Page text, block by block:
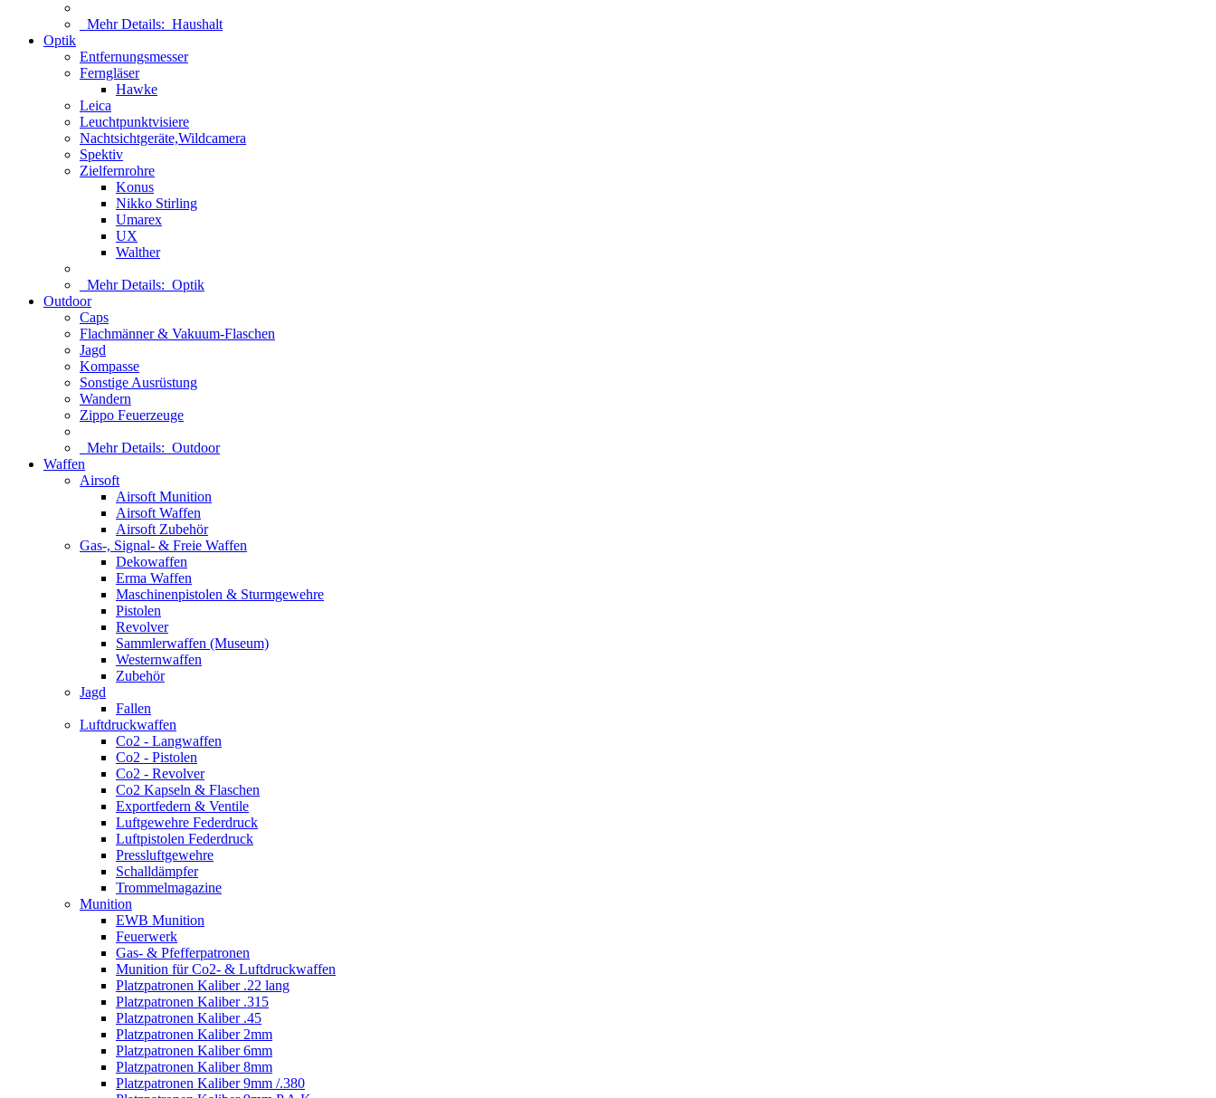
Mehr Details: Haushalt
Optik
Entfernungsmesser
Ferngläser
Hawke
Leica
Leuchtpunktvisiere
Nachtsichtgeräte,Wildcamera
Spektiv
Zielfernrohre
Konus
Nikko Stirling
Umarex
UX
Walther
Mehr Details: Optik
Outdoor
Caps
Flachmänner & Vakuum-Flaschen
Jagd
Kompasse
Sonstige Ausrüstung
Wandern
Zippo Feuerzeuge
Mehr Details: Outdoor
Waffen
Airsoft
Airsoft Munition
Airsoft Waffen
Airsoft Zubehör
Gas-, Signal- & Freie Waffen
Dekowaffen
Erma Waffen
Maschinenpistolen & Sturmgewehre
Pistolen
Revolver
Sammlerwaffen (Museum)
Westernwaffen
Zubehör
Jagd
Fallen
Luftdruckwaffen
Co2 - Langwaffen
Co2 - Pistolen
Co2 - Revolver
Co2 Kapseln & Flaschen
Exportfedern & Ventile
Luftgewehre Federdruck
Luftpistolen Federdruck
Pressluftgewehre
Schalldämpfer
Trommelmagazine
Munition
EWB Munition
Feuerwerk
Gas- & Pfefferpatronen
Munition für Co2- & Luftdruckwaffen
Platzpatronen Kaliber .22 lang
Platzpatronen Kaliber .315
Platzpatronen Kaliber .45
Platzpatronen Kaliber 2mm
Platzpatronen Kaliber 6mm
Platzpatronen Kaliber 8mm
Platzpatronen Kaliber 9mm /.380